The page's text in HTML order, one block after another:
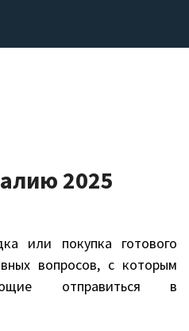
2025
или покупка готового
вопросов, с которым
отправиться в